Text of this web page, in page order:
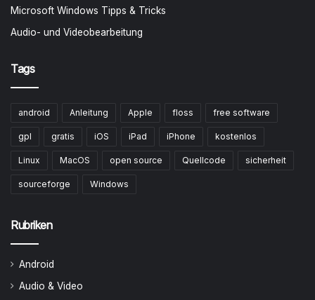
Microsoft Windows Tipps & Tricks
Audio- und Videobearbeitung
Tags
android Anleitung Apple floss free software
gpl gratis iOS iPad iPhone kostenlos
Linux MacOS open source Quellcode sicherheit
sourceforge Windows
Rubriken
Android
Audio & Video